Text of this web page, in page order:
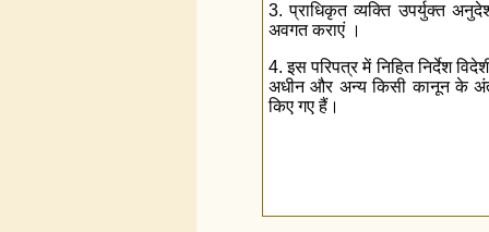
3. प्राधिकृत व्यक्ति उपर्युक्त
अवगत कराएं ।
4. इस परिपत्र में निहित निर्देश
अधीन और अन्य किसी कानून के
किए गए हैं।